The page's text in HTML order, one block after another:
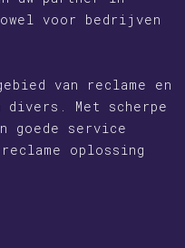
voor bedrijven
van reclame en
Met scherpe
goede service
oplossing